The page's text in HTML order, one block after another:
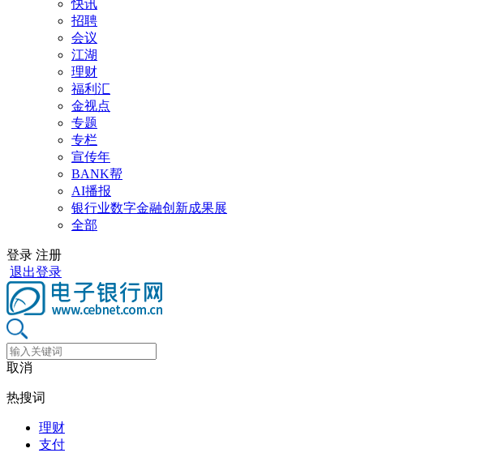
快讯
招聘
会议
江湖
理财
福利汇
金视点
专题
专栏
宣传年
BANK帮
AI播报
银行业数字金融创新成果展
全部
登录 注册
退出登录
取消
热搜词
理财
支付